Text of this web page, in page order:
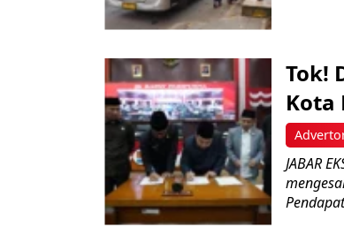
Tok!
Kota
JABAR